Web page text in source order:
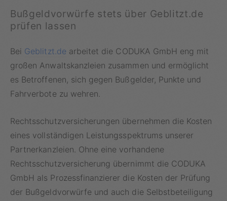
Bußgeldvorwürfe stets über Geblitzt.de
prüfen lassen
Bei Geblitzt.de arbeitet die CODUKA GmbH eng mit
großen Anwaltskanzleien zusammen und ermöglicht
es Betroffenen, sich gegen Bußgelder, Punkte und
Fahrverbote zu wehren.
Rechtsschutzversicherungen übernehmen die Kosten
eines vollständigen Leistungsspektrums unserer
Partnerkanzleien. Ohne eine vorhandene
Rechtsschutzversicherung übernimmt die CODUKA
GmbH als Prozessfinanzierer die Kosten der Prüfung
der Bußgeldvorwürfe und auch die Selbstbeteiligung